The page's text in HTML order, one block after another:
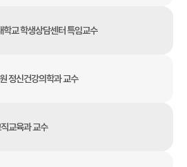
학교 학생상담센터 특임교수
정신건강의학과 교수
교육과 교수